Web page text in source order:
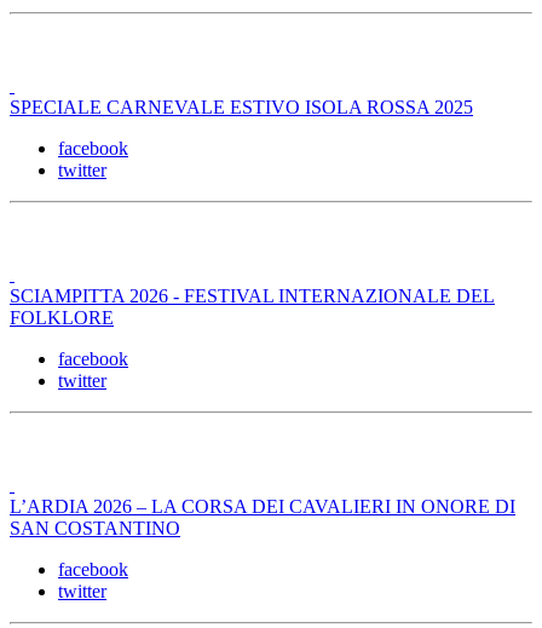
SPECIALE CARNEVALE ESTIVO ISOLA ROSSA 2025
facebook
twitter
SCIAMPITTA 2026 - FESTIVAL INTERNAZIONALE DEL
FOLKLORE
facebook
twitter
L’ARDIA 2026 – LA CORSA DEI CAVALIERI IN ONORE DI
SAN COSTANTINO
facebook
twitter